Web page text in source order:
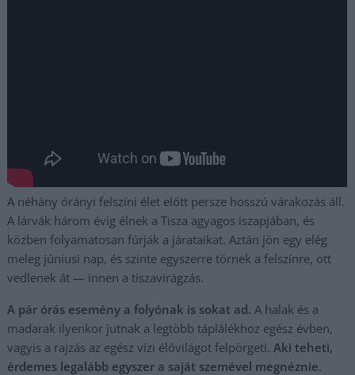
A néhány órányi felszíni élet előtt persze hosszú várakozás áll.
A lárvák három évig élnek a Tisza agyagos iszapjában, és
közben folyamatosan fúrják a járataikat. Aztán jön egy elég
meleg júniusi nap, és szinte egyszerre törnek a felszínre, ott
vedlenek át — innen a tiszavirágzás.
A pár órás esemény a folyónak is sokat ad.A halak és a
madarak ilyenkor jutnak a legtöbb táplálékhoz egész évben,
vagyis a rajzás az egész vízi élővilágot felpörgeti.Aki teheti,
érdemes legalább egyszer a saját szemével megnéznie.